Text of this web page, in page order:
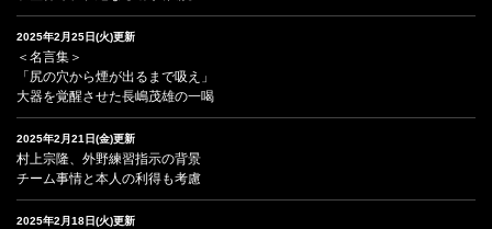
2025年2月25日(火)更新
＜名言集＞
「尻の穴から煙が出るまで吸え」
大器を覚醒させた長嶋茂雄の一喝
2025年2月21日(金)更新
村上宗隆、外野練習指示の背景
チーム事情と本人の利得も考慮
2025年2月18日(火)更新